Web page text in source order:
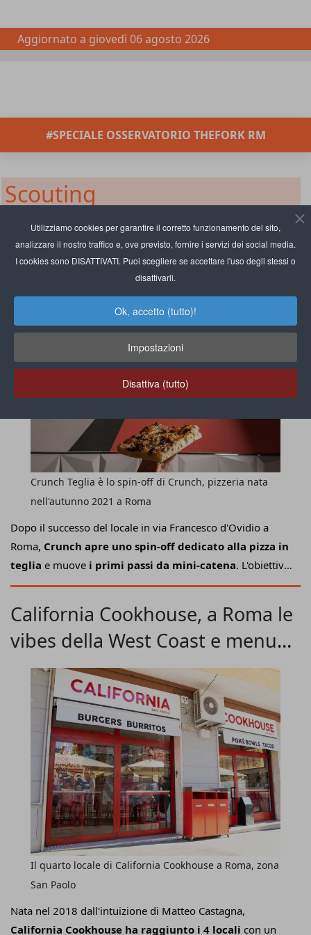
Utilizziamo cookies per garantire il corretto funzionamento del sito,
analizzare il nostro traffico e, ove previsto, fornire i servizi dei social media.
I cookies sono DISATTIVATI. Puoi scegliere se accettare l'uso degli stessi o
disattivarli.
Ok, accetto (tutto)!
Impostazioni
Disattiva (tutto)
Aggiornato a giovedì 06 agosto 2026
#SPECIALE OSSERVATORIO THEFORK RM
Scouting
Crunch Teglia muove i primi
passi, fra street food e pizza alla
Dopo il successo del locale in via Francesco d'Ovidio a
Roma, Crunch apre uno spin-off dedicato alla pizza in
teglia e muove i primi passi da mini-catena. L'obiettivo
è quello diconquistare la Capitale con Crunch Teglia,
incontra l'innovazione dell'impasto a biga altamente
idratato.A firmare il menudi questo punto vendita, il
arricchisce con piatti street food fritti e internazionali, è
chef Matteo Loiacono.
Crunch Teglia è lo spin-off di Crunch, pizzeria nata
nell'autunno 2021 a Roma
California Cookhouse, a Roma le
vibes della West Coast e menu
fusion
Nata nel 2018 dall'intuizione di Matteo Castagna,
California Cookhouse ha raggiunto i 4 locali con un
Il quarto locale di California Cookhouse a Roma, zona
San Paolo